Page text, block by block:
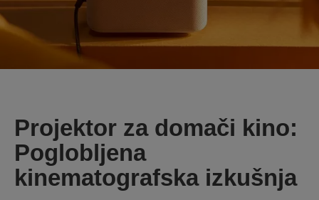
Projektor za domači kino:
Poglobljena
kinematografska izkušnja